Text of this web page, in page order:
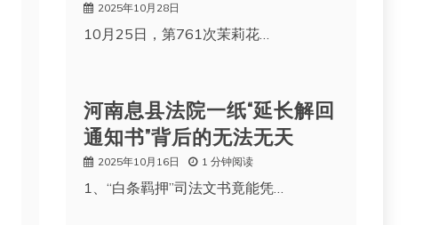
2025年10月28日
10月25日，第761次茉莉花…
河南息县法院一纸“延长解回
通知书”背后的无法无天
2025年10月16日 1 分钟阅读
1、“白条羁押”司法文书竟能凭…